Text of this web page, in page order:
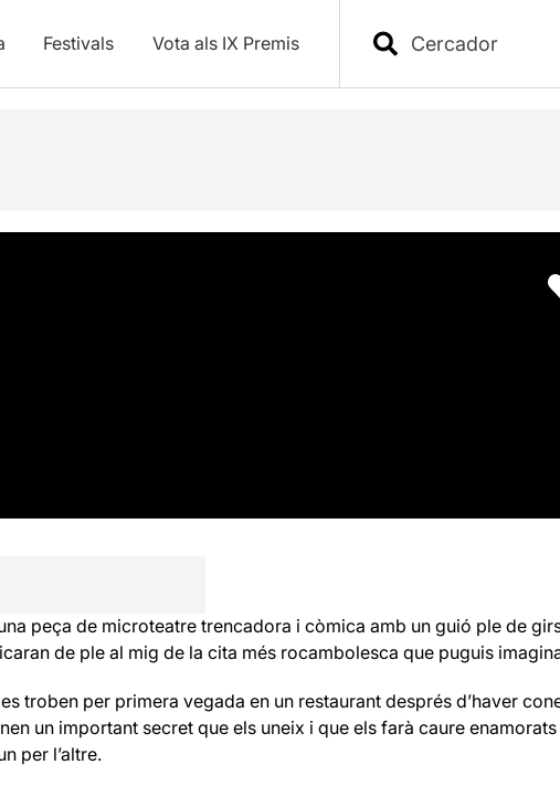
Festivals Vota als IX Premis
peça de microteatre trencadora i còmica amb un guió ple de
de ple al mig de la cita més rocambolesca que puguis
troben per primera vegada en un restaurant després d’haver
un important secret que els uneix i que els farà caure enamorats
per l’altre.